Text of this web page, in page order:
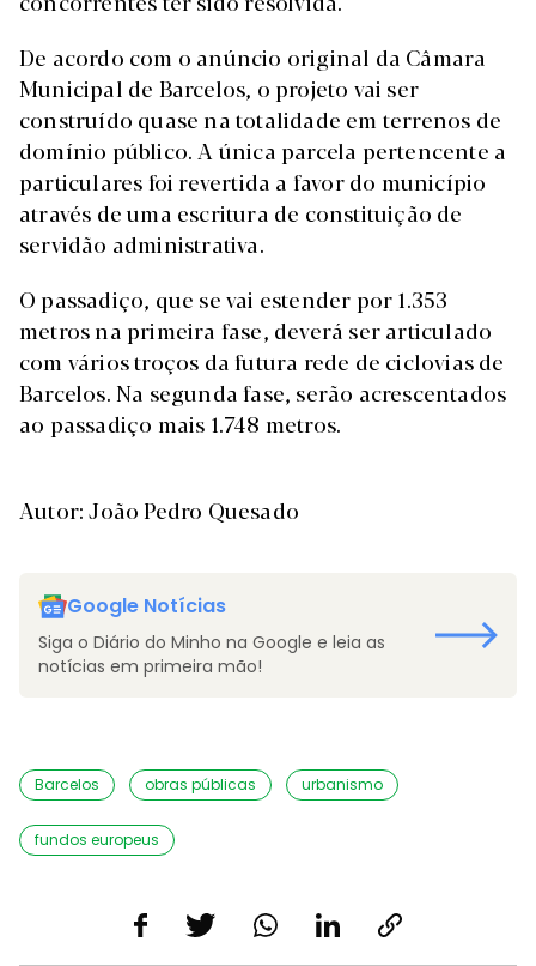
De acordo com o anúncio original da Câmara
Municipal de Barcelos, o projeto vai ser
construído quase na totalidade em terrenos de
domínio público. A única parcela pertencente a
particulares foi revertida a favor do município
através de uma escritura de constituição de
servidão administrativa.
O passadiço, que se vai estender por 1.353
metros na primeira fase, deverá ser articulado
com vários troços da futura rede de ciclovias de
Barcelos. Na segunda fase, serão acrescentados
ao passadiço mais 1.748 metros.
Autor: João Pedro Quesado
Google Notícias
Siga o Diário do Minho na Google e leia as
notícias em primeira mão!
Barcelos obras públicas urbanismo
fundos europeus